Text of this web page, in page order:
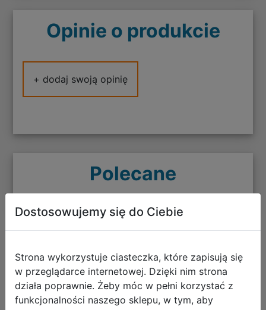
Opinie o produkcie
+ dodaj swoją opinię
Polecane
(PC) (klucz STEAM)
Dostosowujemy się do Ciebie
Strona wykorzystuje ciasteczka, które zapisują się
w przeglądarce internetowej. Dzięki nim strona
działa poprawnie. Żeby móc w pełni korzystać z
funkcjonalności naszego sklepu, w tym, aby